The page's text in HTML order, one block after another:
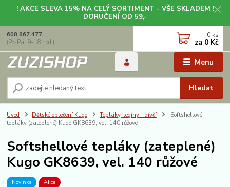
! AKCE SLEVA 15% NA CELÝ SORTIMENT - VŠE SKLADEM !
DORUČENÍ OD 59,-
Menu
Hledat
608 867 477
(Po-Pá, 9-18 hod.)
0 ks
za 0 Kč
Úvod Dětské oblečení Kugo Tepláky, legíny - dívčí
Softshellové
tepláky (zateplené) Kugo GK8639, vel. 140 růžové
Softshellové tepláky (zateplené)
Kugo GK8639, vel. 140 růžové
Novinka Akce